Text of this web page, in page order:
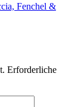
Fenchel &
Erforderliche